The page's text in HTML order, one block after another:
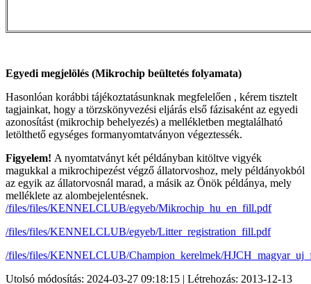
Egyedi megjelölés (Mikrochip beültetés folyamata)
Hasonlóan korábbi tájékoztatásunknak megfelelően , kérem tisztelt
tagjainkat, hogy a törzskönyvezési eljárás első fázisaként az egyedi
azonosítást (mikrochip behelyezés) a mellékletben megtalálható
letölthető egységes formanyomtatványon végeztessék.
Figyelem! A nyomtatványt két példányban kitöltve vigyék
magukkal a mikrochipezést végző állatorvoshoz, mely példányokból
az egyik az állatorvosnál marad, a másik az Önök példánya, mely
melléklete az alombejelentésnek.
/files/files/KENNELCLUB/egyeb/Mikrochip_hu_en_fill.pdf
/files/files/KENNELCLUB/egyeb/Litter_registration_fill.pdf
/files/files/KENNELCLUB/Champion_kerelmek/
Utolsó módosítás: 2024-03-27 09:18:15 | Létrehozás: 2013-12-13